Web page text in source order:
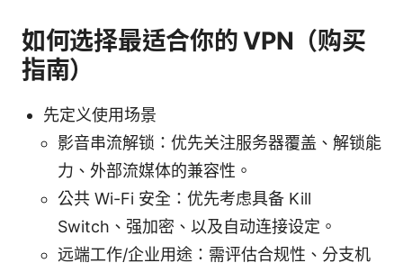
如何选择最适合你的 VPN（购买
指南）
先定义使用场景
影音串流解锁：优先关注服务器覆盖、解锁能
力、外部流媒体的兼容性。
公共 Wi-Fi 安全：优先考虑具备 Kill
Switch、强加密、以及自动连接设定。
远端工作/企业用途：需评估合规性、分支机